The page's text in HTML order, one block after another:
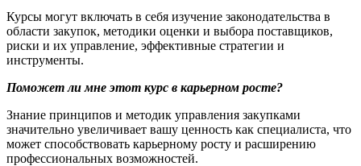
Курсы могут включать в себя изучение законодательства в
области закупок, методики оценки и выбора поставщиков,
риски и их управление, эффективные стратегии и
инструменты.
Поможет ли мне этот курс в карьерном росте?
Знание принципов и методик управления закупками
значительно увеличивает вашу ценность как специалиста, что
может способствовать карьерному росту и расширению
профессиональных возможностей.